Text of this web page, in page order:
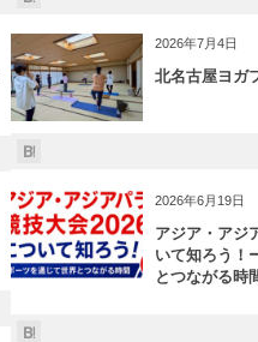
2026年7月4日
北名古屋ヨガ
2026年6月19日
アジア・アジ
いて知ろう！
とつながる時